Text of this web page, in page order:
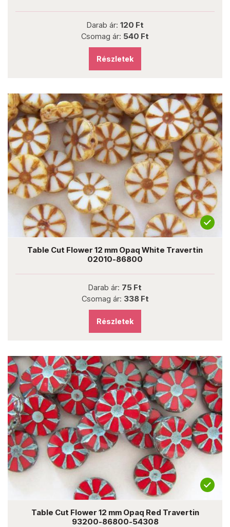
Darab ár: 120 Ft
Csomag ár: 540 Ft
Részletek
Table Cut Flower 12 mm Opaq White Travertin
02010-86800
Darab ár: 75 Ft
Csomag ár: 338 Ft
Részletek
Table Cut Flower 12 mm Opaq Red Travertin
93200-86800-54308